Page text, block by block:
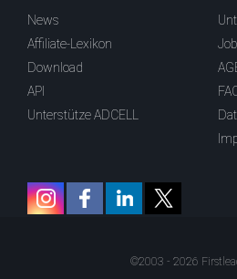
News
Affiliate-Lexikon
Download
API
Unterstütze ADCELL
©2003 - 2026